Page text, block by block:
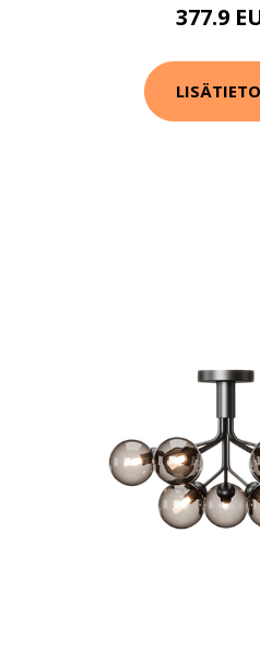
377.9